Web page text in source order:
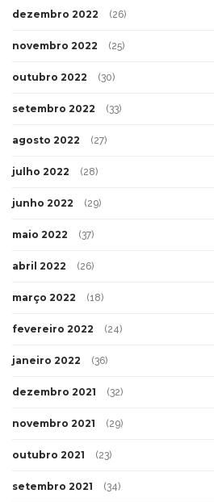
dezembro 2022 (26)
novembro 2022 (25)
outubro 2022 (30)
setembro 2022 (33)
agosto 2022 (27)
julho 2022 (28)
junho 2022 (29)
maio 2022 (37)
abril 2022 (26)
março 2022 (18)
fevereiro 2022 (24)
janeiro 2022 (36)
dezembro 2021 (32)
novembro 2021 (29)
outubro 2021 (23)
setembro 2021 (34)